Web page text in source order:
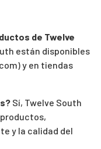
de Twelve
están disponibles
y en tiendas
Sí, Twelve South
y la calidad del